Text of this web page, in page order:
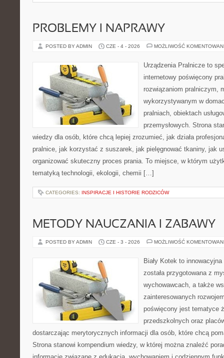
PROBLEMY I NAPRAWY
POSTED BY ADMIN CZE - 4 - 2026 MOŻLIWOŚĆ
Urządzenia Pralnicze to
internetowy poświęcony
rozwiązaniom pralniczym,
wykorzystywanym w
pralniach, obiektach
przemysłowych. Strona
wiedzy dla osób, które chcą lepiej zrozumieć, jak działa
pralnice, jak korzystać z suszarek, jak pielęgnować tkaniny, jak
organizować skuteczny proces prania. To miejsce, w którym
tematyką technologii, ekologii, chemii […]
CATEGORIES: INSPIRACJE I HISTORIE RODZICÓW
METODY NAUCZANIA I ZABAWY
POSTED BY ADMIN CZE - 3 - 2026 MOŻLIWOŚĆ
Biały Kotek to
została przygotowana z
wychowawcach, a także
zainteresowanych
poświęcony jest tematyce
przedszkolnych oraz
dostarczając merytorycznych informacji dla osób, które chcą
Strona stanowi kompendium wiedzy, w której można znaleźć